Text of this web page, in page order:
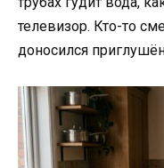
телевизор. Кто-то
доносился